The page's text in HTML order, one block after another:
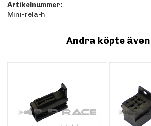
Artikelnummer:
Mini-rela-h
Andra köpte även